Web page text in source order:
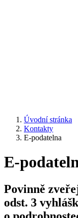
Úvodní stránka
Kontakty
E-podatelna
E-
Povinně
odst. 3